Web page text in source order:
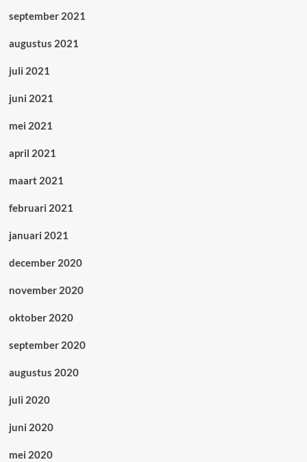
september 2021
augustus 2021
juli 2021
juni 2021
mei 2021
april 2021
maart 2021
februari 2021
januari 2021
december 2020
november 2020
oktober 2020
september 2020
augustus 2020
juli 2020
juni 2020
mei 2020